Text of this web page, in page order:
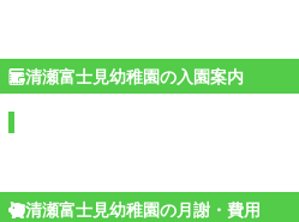
清瀬富士見幼稚園の入園案内
清瀬富士見幼稚園の月謝・費用